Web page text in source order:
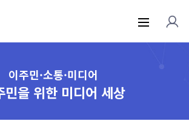
이주민·소통·미디어
민을 위한 미디어 세상